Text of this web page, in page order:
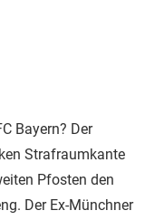
Bayern? Der
Strafraumkante
Pfosten den
Der Ex-Münchner